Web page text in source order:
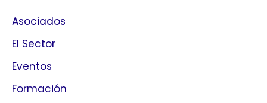
Asociados
El Sector
Eventos
Formación